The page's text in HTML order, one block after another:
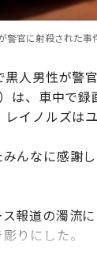
警官に射殺された
人男性が警
、車中で録
イノルズは
みんなに感謝
報道の濁流
りにした。